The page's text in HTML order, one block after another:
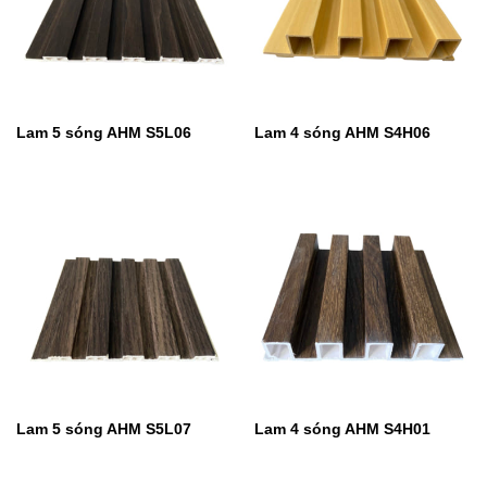
Lam 5 sóng AHM S5L06 Lam 4 sóng AHM S4H06
Lam 5 sóng AHM S5L07 Lam 4 sóng AHM S4H01